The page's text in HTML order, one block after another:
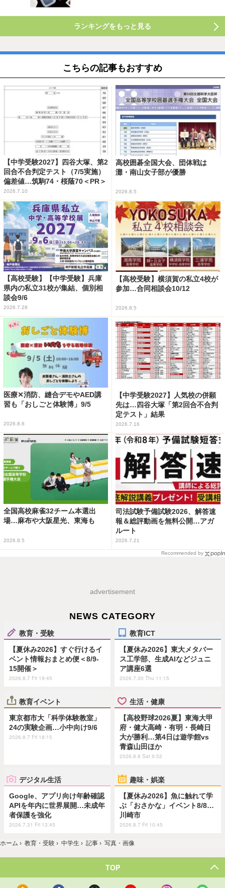
ランキングをもっと見る
こちらの記事もおすすめ
【中学受験2027】四谷大塚、第2
回合不合判定テスト（7/5実施）
偏差値…筑駒74・桜蔭70＜PR＞
2026.7.10
高校囲碁全国大会、団体戦は
灘・南山女子部が優勝
2026.8.5
【高校受験】【中学受験】兵庫
県内の私立31校が集結、個別相
談会9/6
2026.7.28
【高校受験】横須賀の私立4校が
参加…合同相談会10/12
2026.8.5
医療✕消防、縫合デモやAED講
習も「おしごと体験博」9/5
2026.8.6
【中学受験2027】人気校の併願
先は…四谷大塚「第2回合不合判
定テスト」結果
2026.7.16
全国高校麻雀32チーム本選出
場…麻布や大阪星光、東海も
2026.8.5
司法試験予備試験2026、解答速
報＆総評動画を無料公開…アガ
ルート
2026.7.21
Recommended by
advertisement
NEWS CATEGORY
教育・受験
【夏休み2026】すぐ行けるイ
ベント情報おまとめ便＜8/9-
15開催＞
2026.8.7 Fri 19:45
教育ICT
【夏休み2026】東大メタバー
ス工学部、生成AIなどジュニ
ア講座6選
2026.7.30 Thu 11:15
教育イベント
東京都市大「科学体験教室」
24の実験企画…小中向け9/6
2026.8.7 Fri 18:15
生活・健康
【高校野球2026夏】東海大甲
府・健大高崎・有明・長崎日
大が勝利…第4日は遊学館vs
青森山田ほか
2026.8.8 Sat 9:52
デジタル生活
Google、アプリ向け年齢確認
APIを年内に世界展開…未成年
者保護を強化
2026.7.31 Fri 13:45
趣味・娯楽
【夏休み2026】魚に触れて学
ぶ「おさかな」イベント8/8…
川崎市
2026.8.7 Fri 10:45
ホーム › 教育・受験 › 中学生 › 記事 › 写真・画像
TOP